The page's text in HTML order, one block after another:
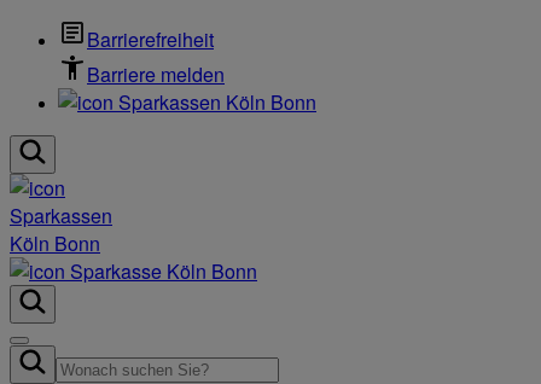
Barrierefreiheit
Barriere melden